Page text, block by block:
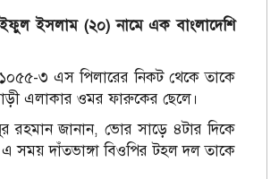
ইসলাম (২০) নামে এক বাংলাদেশি
১০৫৫-৩ এস পিলারের নিকট থেকে তাকে
এলাকার ওমর ফারুকের ছেলে।
রহমান জানান, ভোর সাড়ে ৪টার দিকে
এ সময় দাঁতভাঙ্গা বিওপির টহল দল তাকে